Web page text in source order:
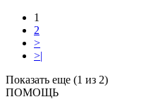
1
2
>
>|
Показать еще (1 из 2)
ПОМОЩЬ